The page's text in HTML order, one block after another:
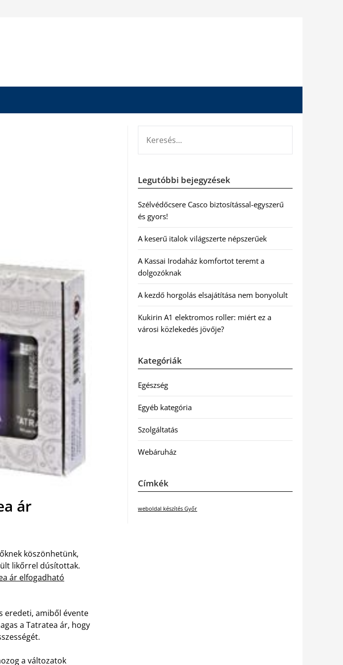
ár
köszönhetünk,
likőrrel dúsítottak.
ár elfogadható
eredeti, amiből évente
a Tatratea ár, hogy
a változatok
Legutóbbi bejegyzések
Szélvédőcsere Casco biztosítással-egyszerű
és gyors!
A keserű italok világszerte népszerűek
A Kassai Irodaház komfortot teremt a
dolgozóknak
A kezdő horgolás elsajátítása nem bonyolult
Kukirin A1 elektromos roller: miért ez a
városi közlekedés jövője?
Kategóriák
Egészség
Egyéb kategória
Szolgáltatás
Webáruház
Címkék
weboldal készítés Győr